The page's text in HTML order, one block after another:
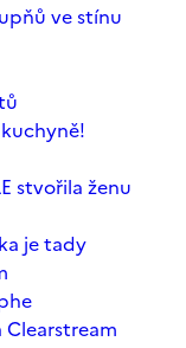
ve stínu
stvořila ženu
je tady